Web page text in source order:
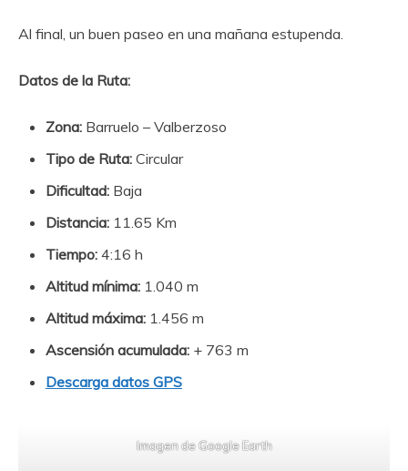
Al final, un buen paseo en una mañana estupenda.
Datos de la Ruta:
Zona: Barruelo – Valberzoso
Tipo de Ruta: Circular
Dificultad: Baja
Distancia: 11.65 Km
Tiempo: 4:16 h
Altitud mínima: 1.040 m
Altitud máxima: 1.456 m
Ascensión acumulada: + 763 m
Descarga datos GPS
Imagen de Google Earth